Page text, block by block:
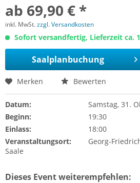
ab 69,90 € *
inkl. MwSt.zzgl. Versandkosten
Sofort versandfertig, Lieferzeit ca.
Saalplanbuchung
Merken Bewerten
Datum:
Samstag, 31.
Beginn:
19:30
Einlass:
18:00
Veranstaltungsort:
Georg-
Saale
Dieses Event weiterempfehlen: